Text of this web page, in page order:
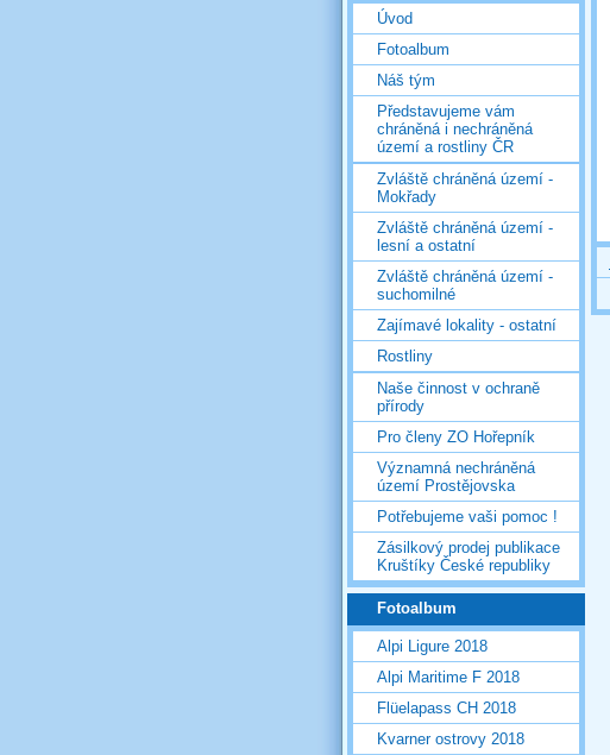
Úvod
Fotoalbum
Náš tým
Představujeme vám
chráněná i nechráněná
území a rostliny ČR
Zvláště chráněná území -
Mokřady
Zvláště chráněná území -
lesní a ostatní
Zvláště chráněná území -
suchomilné
Zajímavé lokality - ostatní
Rostliny
Naše činnost v ochraně
přírody
Pro členy ZO Hořepník
Významná nechráněná
území Prostějovska
Potřebujeme vaši pomoc !
Zásilkový prodej publikace
Kruštíky České republiky
Fotoalbum
Alpi Ligure 2018
Alpi Maritime F 2018
Flüelapass CH 2018
Kvarner ostrovy 2018